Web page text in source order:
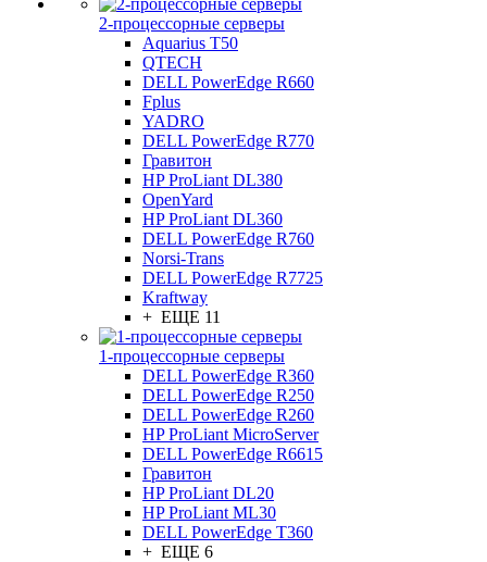
2-процессорные серверы
Aquarius T50
QTECH
DELL PowerEdge R660
Fplus
YADRO
DELL PowerEdge R770
Гравитон
HP ProLiant DL380
OpenYard
HP ProLiant DL360
DELL PowerEdge R760
Norsi-Trans
DELL PowerEdge R7725
Kraftway
+ ЕЩЕ 11
1-процессорные серверы
DELL PowerEdge R360
DELL PowerEdge R250
DELL PowerEdge R260
HP ProLiant MicroServer
DELL PowerEdge R6615
Гравитон
HP ProLiant DL20
HP ProLiant ML30
DELL PowerEdge T360
+ ЕЩЕ 6